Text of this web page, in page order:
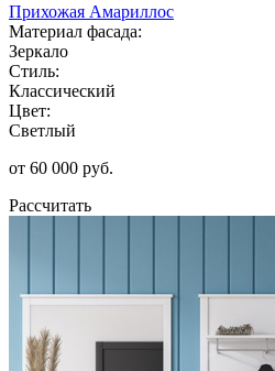
Прихожая Амариллос
Материал фасада:
Зеркало
Стиль:
Классический
Цвет:
Светлый
от 60 000 руб.
Рассчитать